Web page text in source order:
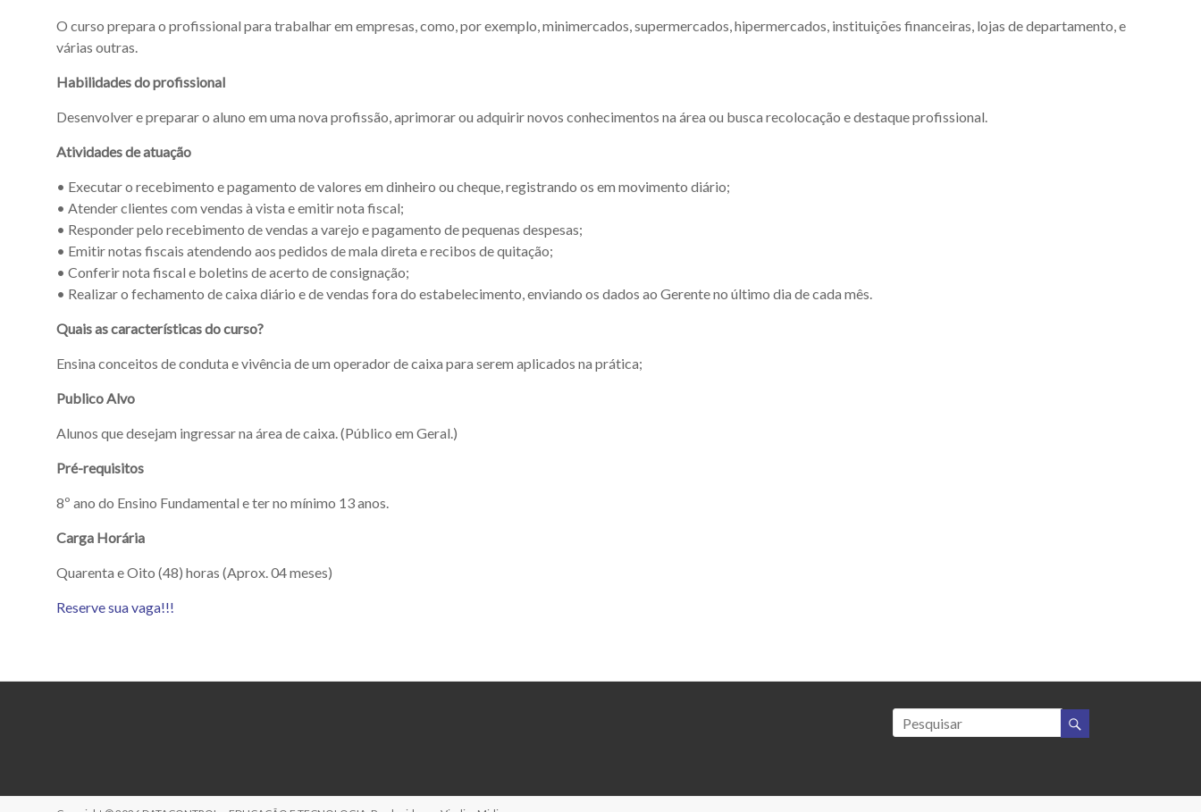
O curso prepara o profissional para trabalhar em empresas, como, por exemplo, minimercados, supermercados, hipermercados, instituições financeiras, lojas de departamento, e
várias outras.
Habilidades do profissional
Desenvolver e preparar o aluno em uma nova profissão, aprimorar ou adquirir novos conhecimentos na área ou busca recolocação e destaque profissional.
Atividades de atuação
• Executar o recebimento e pagamento de valores em dinheiro ou cheque, registrando os em movimento diário;
• Atender clientes com vendas à vista e emitir nota fiscal;
• Responder pelo recebimento de vendas a varejo e pagamento de pequenas despesas;
• Emitir notas fiscais atendendo aos pedidos de mala direta e recibos de quitação;
• Conferir nota fiscal e boletins de acerto de consignação;
• Realizar o fechamento de caixa diário e de vendas fora do estabelecimento, enviando os dados ao Gerente no último dia de cada mês.
Quais as características do curso?
Ensina conceitos de conduta e vivência de um operador de caixa para serem aplicados na prática;
Publico Alvo
Alunos que desejam ingressar na área de caixa. (Público em Geral.)
Pré-requisitos
8º ano do Ensino Fundamental e ter no mínimo 13 anos.
Carga Horária
Quarenta e Oito (48) horas (Aprox. 04 meses)
Reserve sua vaga!!!